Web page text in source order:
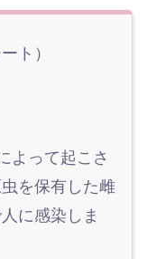
ト）
よって起こさ
を保有した雌
に感染しま